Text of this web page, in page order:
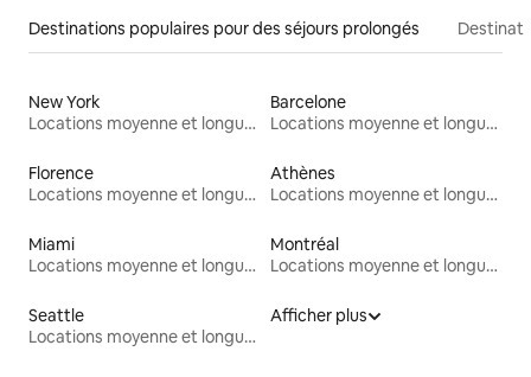
Destinations populaires pour des séjours prolongés
New York
Locations moyenne et longue durée
Barcelone
Locations moyenne et longue durée
Florence
Locations moyenne et longue durée
Athènes
Locations moyenne et longue durée
Miami
Locations moyenne et longue durée
Montréal
Locations moyenne et longue durée
Seattle
Locations moyenne et longue durée
Afficher plus